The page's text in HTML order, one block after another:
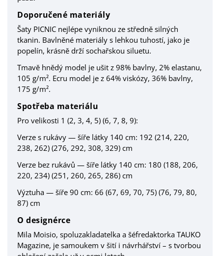
Doporučené materiály
Šaty PICNIC nejlépe vyniknou ze středně silných
tkanin. Bavlněné materiály s lehkou tuhostí, jako je
popelín, krásně drží sochařskou siluetu.
Tmavě hnědý model je ušit z 98% bavlny, 2% elastanu,
105 g/m². Ecru model je z 64% viskózy, 36% bavlny,
175 g/m².
Spotřeba materiálu
Pro velikosti 1 (2, 3, 4, 5) (6, 7, 8, 9):
Verze s rukávy — šíře látky 140 cm: 192 (214, 220,
238, 262) (276, 292, 308, 329) cm
Verze bez rukávů — šíře látky 140 cm: 180 (188, 206,
220, 234) (251, 260, 265, 286) cm
Výztuha — šíře 90 cm: 66 (67, 69, 70, 75) (76, 79, 80,
87) cm
O designérce
Mila Moisio, spoluzakladatelka a šéfredaktorka TAUKO
Magazine, je samoukem v šití i návrhářství – s tvorbou